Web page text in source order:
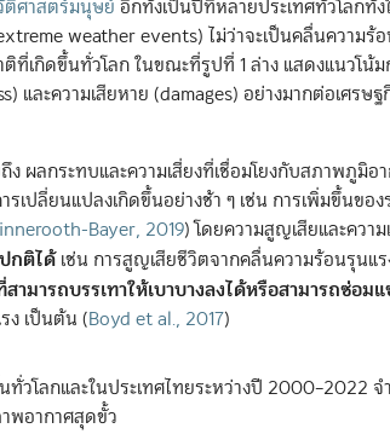
ติศาสตร์มนุษย์อีกทั้งเป็นปีที่หลายประเทศทั่วโลกทั้ง
weather events) ไม่ว่าจะเป็นคลื่นความร้
เกิดขึ้นทั่วโลก ในขณะที่รูปที่ 1 ล่าง แสดงแนวโน้ม
และความเสียหาย (damages) อย่างมากต่อเศรษ
ผลกระทบและความเสี่ยงที่เชื่อมโยงกับสภาพภูมิอ
ลี่ยนแปลงเกิดขึ้นอย่างช้า ๆ เช่น การเพิ่มขึ้นของ
Bayer, 2019)โดยความสูญเสียและควา
กติได้เช่น การสูญเสียชีวิตจากคลื่นความร้อนรุนแร
ามารถบรรเทาให้เบาบางลงได้หรือสามารถซ่อม
ง เป็นต้น(Boyd et al., 2017)
โลกและในประเทศไทยระหว่างปี 2000–2022
พอากาศสุดขั้ว